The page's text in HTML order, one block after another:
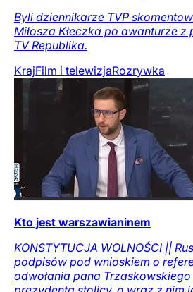
Byli dziennikarze TVP
Miłosza Kłeczka po awanturze z
TV Republika.
KrajFilm i telewizjaRozrywka
Kto jest warszawianinem
KONSTYTUCJA WOLNOŚCI ||
podpisów pod wnioskiem o
odwołania pana